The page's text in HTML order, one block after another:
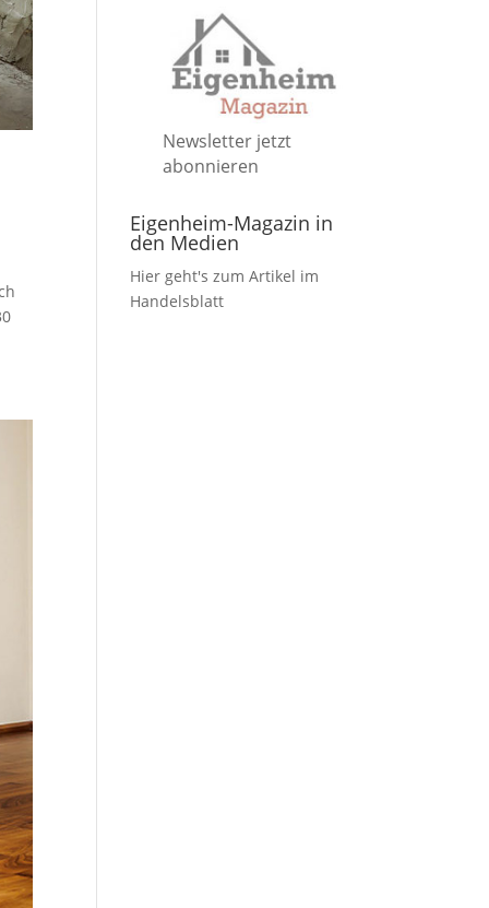
Newsletter jetzt
abonnieren
Eigenheim-Magazin in
den Medien
Hier geht's zum Artikel im
Handelsblatt